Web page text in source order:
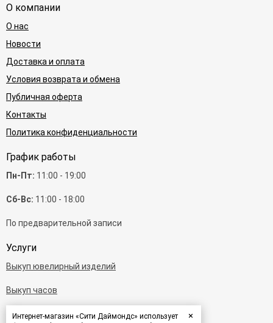
×
Интернет-магазин «Сити Даймондс» использует
О компании
О нас
Новости
Доставка и оплата
Условия возврата и обмена
Публичная оферта
Контакты
Политика конфиденциальности
График работы
Пн-Пт: 11:00 - 19:00
Сб-Вс: 11:00 - 18:00
По предварительной записи
Услуги
Выкуп ювелирный изделий
Выкуп часов
Выкуп бриллиантов